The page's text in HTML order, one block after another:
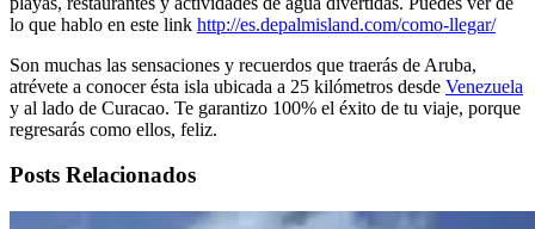
lo que hablo en este link http://es.depalmisland.com/como-llegar/
Son muchas las sensaciones y recuerdos que traerás de Aruba,
atrévete a conocer ésta isla ubicada a 25 kilómetros desde Venezuela
y al lado de Curacao. Te garantizo 100% el éxito de tu viaje, porque
regresarás como ellos, feliz.
Posts Relacionados